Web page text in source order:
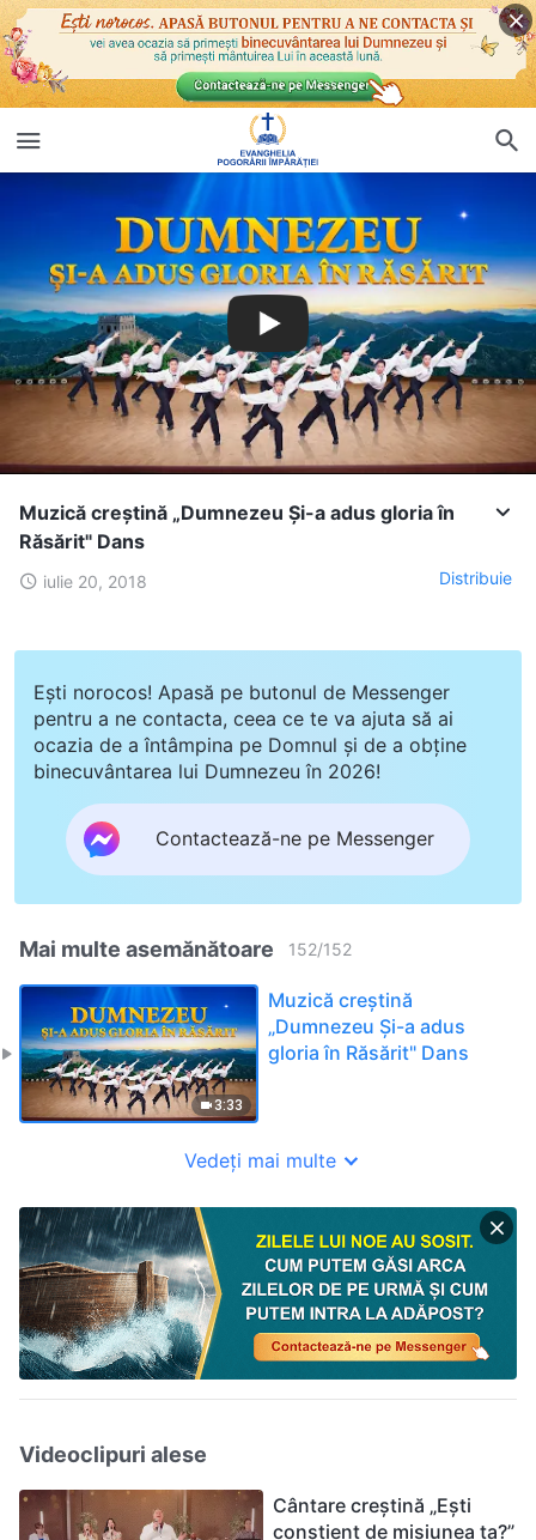
Muzică creștină „Dumnezeu Și-a adus gloria în
Răsărit" Dans
iulie 20, 2018 Distribuie
Ești norocos! Apasă pe butonul de Messenger
pentru a ne contacta, ceea ce te va ajuta să ai
ocazia de a întâmpina pe Domnul și de a obține
binecuvântarea lui Dumnezeu în 2026!
Contactează-ne pe Messenger
Mai multe asemănătoare 152/152
3:33
Muzică creștină
„Dumnezeu Și-a adus
gloria în Răsărit" Dans
Vedeți mai multe
Videoclipuri alese
Cântare creștină „Ești
conștient de misiunea ta?”